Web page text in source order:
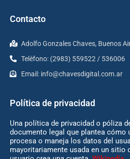
Contacto
Adolfo Gonzales Chaves, Buenos
Teléfono: (2983) 559522 / 536006
Email: info@chavesdigital.com.ar
Política de privacidad
Una política de privacidad o póliza
documento legal que plantea cómo
procesa o maneja los datos del
mayoritariamente usada en un sitio